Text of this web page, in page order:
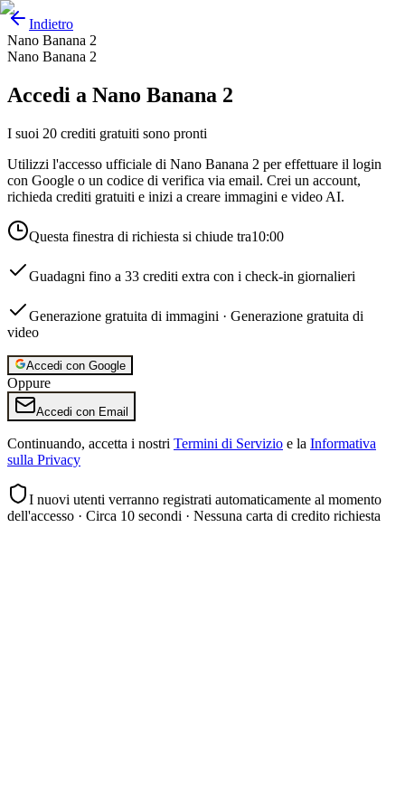
Indietro
Nano Banana 2
Nano Banana 2
Accedi a Nano Banana 2
I suoi 20 crediti gratuiti sono pronti
Utilizzi l'accesso ufficiale di Nano Banana 2 per effettuare il login
con Google o un codice di verifica via email. Crei un account,
richieda crediti gratuiti e inizi a creare immagini e video AI.
Questa finestra di richiesta si chiude tra10:00
Guadagni fino a 33 crediti extra con i check-in giornalieri
Generazione gratuita di immagini · Generazione gratuita di
video
Accedi con Google
Oppure
Accedi con Email
Continuando, accetta i nostri Termini di Servizio e la Informativa
sulla Privacy
I nuovi utenti verranno registrati automaticamente al momento
dell'accesso · Circa 10 secondi · Nessuna carta di credito richiesta